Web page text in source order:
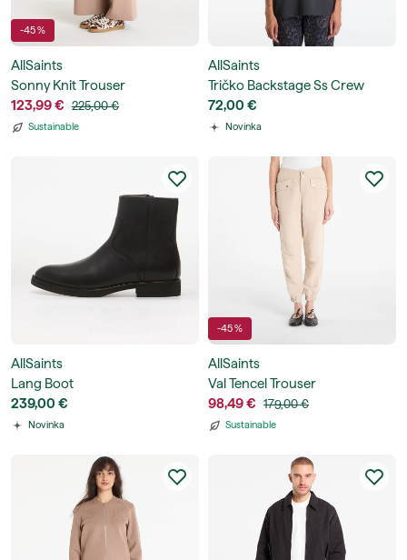
-45 %
AllSaints
Sonny Knit Trouser
123,99 € 225,00 €
Sustainable
AllSaints
Tričko Backstage Ss Crew
72,00 €
Novinka
AllSaints
Lang Boot
239,00 €
Novinka
-45 %
AllSaints
Val Tencel Trouser
98,49 € 179,00 €
Sustainable